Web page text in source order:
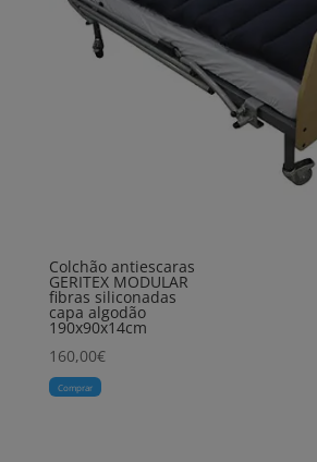
Colchão antiescaras
GERITEX MODULAR
fibras siliconadas
capa algodão
190x90x14cm
160,00€
Comprar